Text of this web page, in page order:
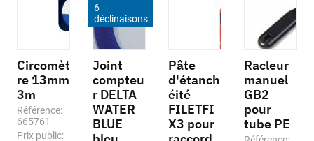
Circomèt
re 13mm
3m
Référence:
665761
Prix public:
6
déclinaisons
Joint
compteu
r DELTA
WATER
BLUE
Pâte
d'étanch
éité
FILETFI
X3 pour
Racleur
manuel
GB2
pour
tube PE